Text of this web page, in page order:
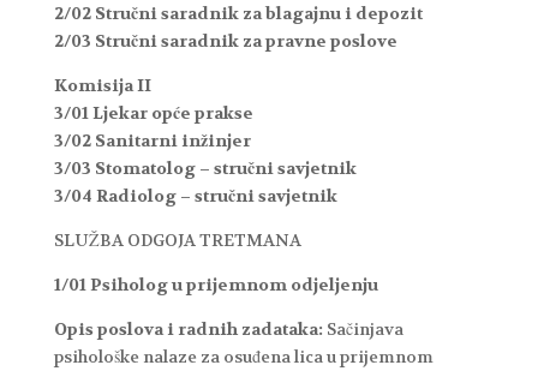
2/02 Stručni saradnik za blagajnu i depozit
2/03 Stručni saradnik za pravne poslove
Komisija II
3/01 Ljekar opće prakse
3/02 Sanitarni inžinjer
3/03 Stomatolog – stručni savjetnik
3/04 Radiolog – stručni savjetnik
SLUŽBA ODGOJA TRETMANA
1/01 Psiholog u prijemnom odjeljenju
Opis poslova i radnih zadataka: Sačinjava
psihološke nalaze za osuđena lica u prijemnom